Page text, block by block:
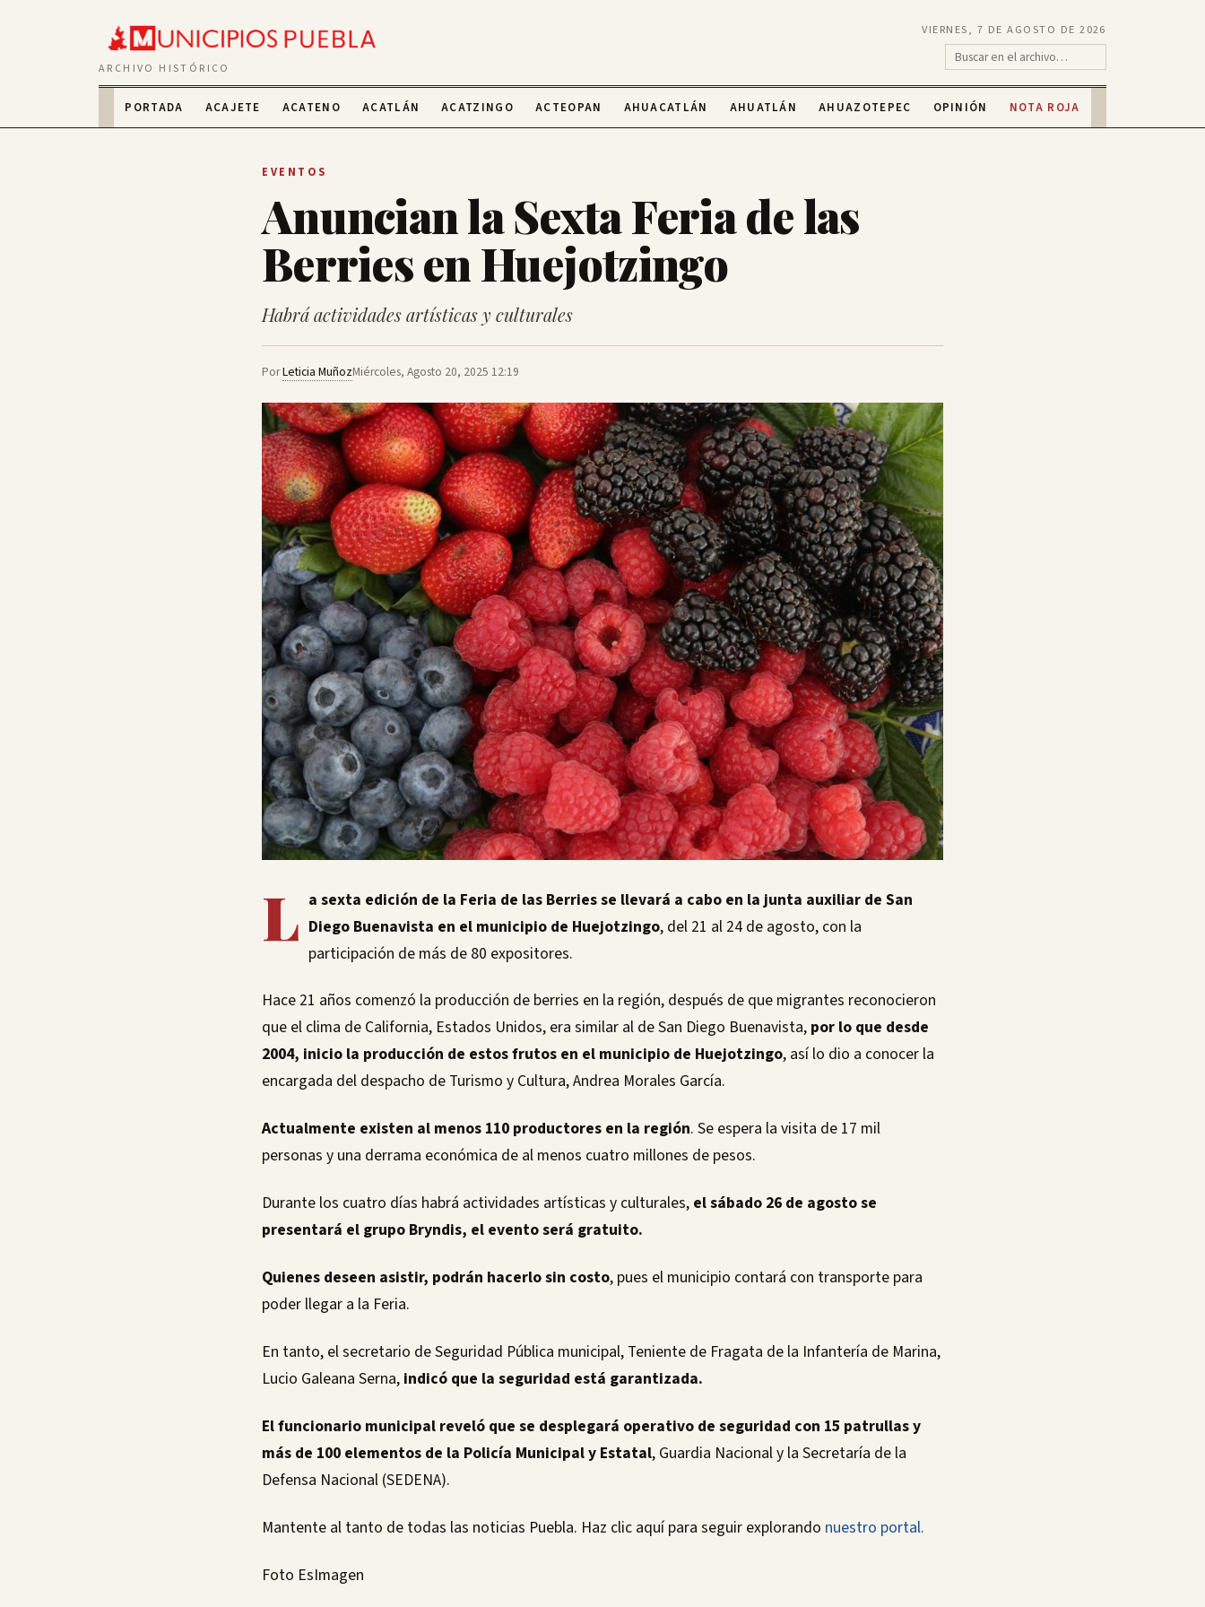
ARCHIVO HISTÓRICO
VIERNES, 7 DE AGOSTO DE 2026
PORTADA ACAJETE ACATENO ACATLÁN ACATZINGO ACTEOPAN AHUACATLÁN AHUATLÁN AHUAZOTEPEC OPINIÓN NOTA ROJA
EVENTOS
Anuncian la Sexta Feria de las
Berries en Huejotzingo
Habrá actividades artísticas y culturales
PorLeticia MuñozMiércoles, Agosto 20, 2025 12:19
L a sexta edición de la Feria de las Berries se llevará a cabo en la junta auxiliar de San
Diego Buenavista en el municipio de Huejotzingo, del 21 al 24 de agosto, con la
participación de más de 80 expositores.
Hace 21 años comenzó la producción de berries en la región, después de que migrantes reconocieron
que el clima de California, Estados Unidos, era similar al de San Diego Buenavista, por lo que desde
2004, inicio la producción de estos frutos en el municipio de Huejotzingo, así lo dio a conocer la
encargada del despacho de Turismo y Cultura, Andrea Morales García.
Actualmente existen al menos 110 productores en la región. Se espera la visita de 17 mil
personas y una derrama económica de al menos cuatro millones de pesos.
Durante los cuatro días habrá actividades artísticas y culturales, el sábado 26 de agosto se
presentará el grupo Bryndis, el evento será gratuito.
Quienes deseen asistir, podrán hacerlo sin costo, pues el municipio contará con transporte para
poder llegar a la Feria.
En tanto, el secretario de Seguridad Pública municipal, Teniente de Fragata de la Infantería de Marina,
Lucio Galeana Serna, indicó que la seguridad está garantizada.
El funcionario municipal reveló que se desplegará operativo de seguridad con 15 patrullas y
más de 100 elementos de la Policía Municipal y Estatal, Guardia Nacional y la Secretaría de la
Defensa Nacional (SEDENA).
Mantente al tanto de todas las noticias Puebla. Haz clic aquí para seguir explorando nuestro portal.
Foto EsImagen